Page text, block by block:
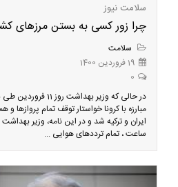
سلامت نیوز
چرا زور کسی به بستن مرزهای
سلامت
19 فروردین 1400
0
در حالی که وزیر بهداشت
مبارزه با کرونا خواستار توقف تمام پروازها
ساعت ، تمام ترددهای هوایی ...